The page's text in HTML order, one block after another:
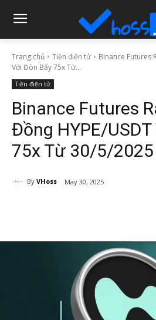
Trang chủ Tiền điện tử
Binance Futures
Với Đòn Bẩy 75x Từ...
Tiền điện tử
Binance Futures
Đồng HYPE/
75x Từ 30/5/2025
By VHoss May 30, 2025